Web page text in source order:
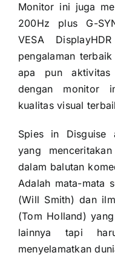
Monitor ini juga
200Hz plus G-
VESA
pengalaman
apa pun aktivitas
dengan monitor
kualitas visual
Spies in Disguise
yang
dalam balutan
Adalah mata-mata
(Will Smith) dan
(Tom Holland)
lainnya tapi
menyelamatkan